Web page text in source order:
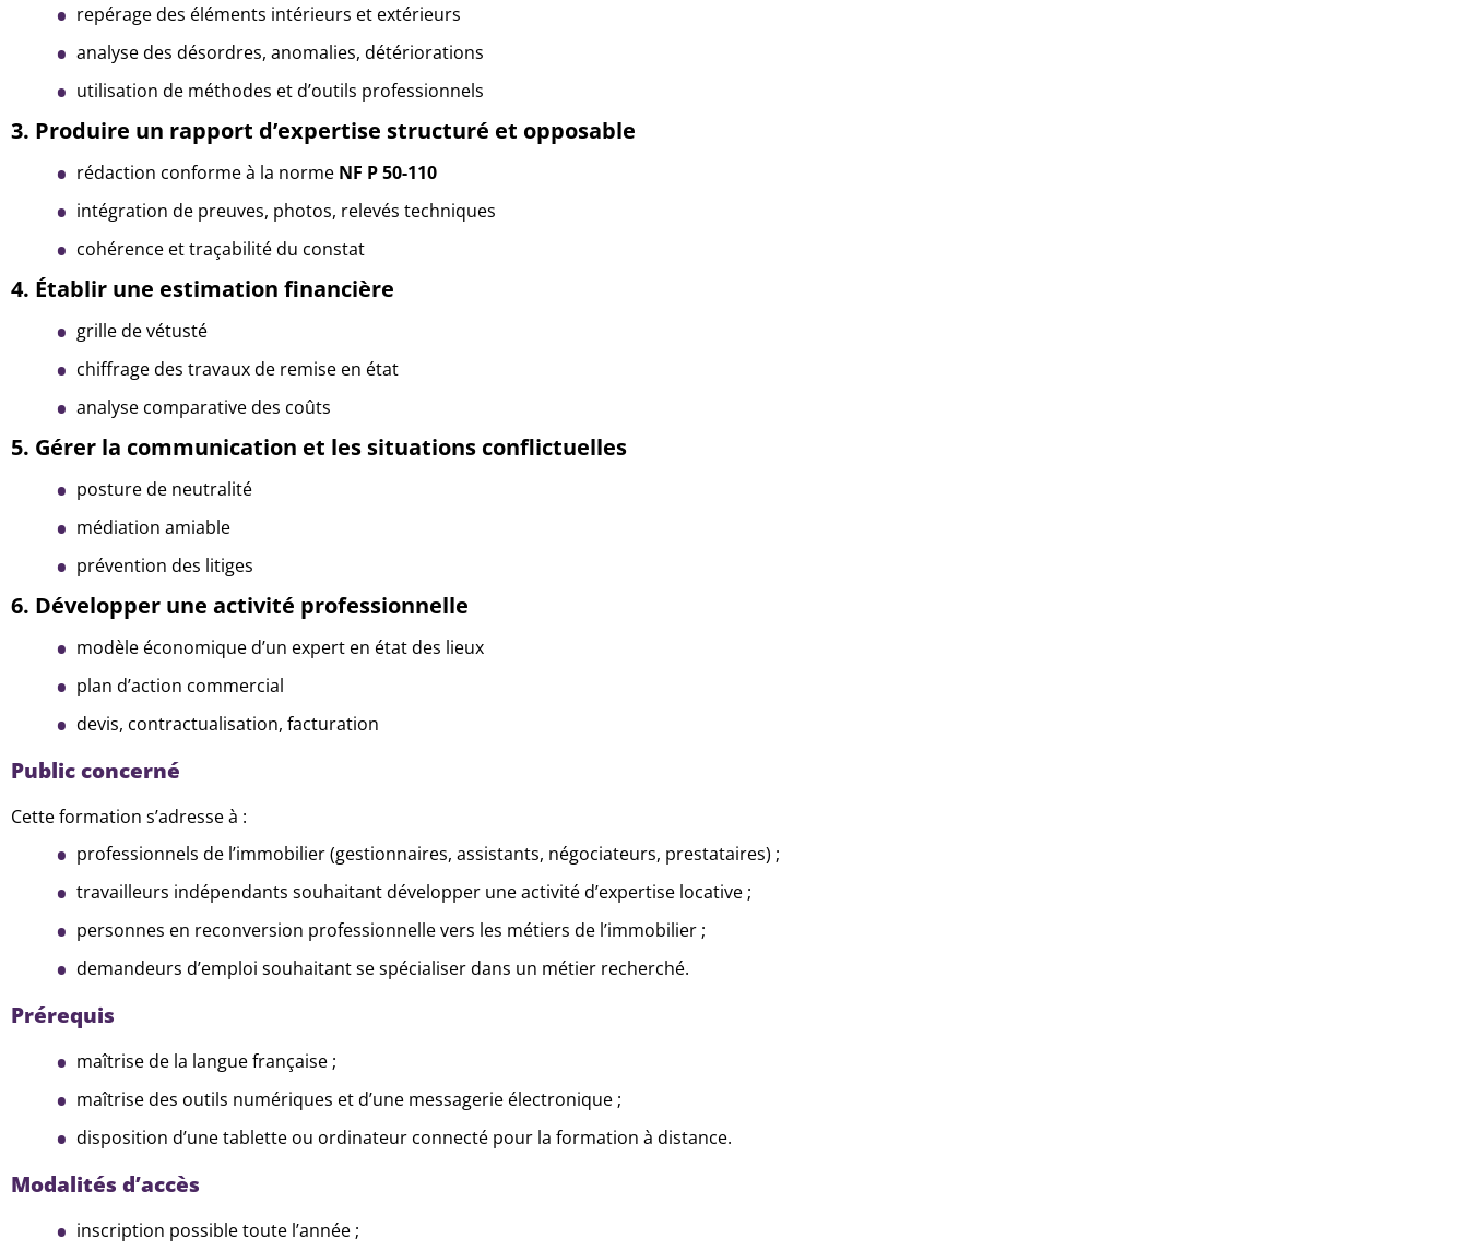
repérage des éléments intérieurs et extérieurs
analyse des désordres, anomalies, détériorations
utilisation de méthodes et d’outils professionnels
3. Produire un rapport d’expertise structuré et opposable
rédaction conforme à la norme NF P 50-110
intégration de preuves, photos, relevés techniques
cohérence et traçabilité du constat
4. Établir une estimation financière
grille de vétusté
chiffrage des travaux de remise en état
analyse comparative des coûts
5. Gérer la communication et les situations conflictuelles
posture de neutralité
médiation amiable
prévention des litiges
6. Développer une activité professionnelle
modèle économique d’un expert en état des lieux
plan d’action commercial
devis, contractualisation, facturation
Public concerné
Cette formation s’adresse à :
professionnels de l’immobilier (gestionnaires, assistants, négociateurs, prestataires) ;
travailleurs indépendants souhaitant développer une activité d’expertise locative ;
personnes en reconversion professionnelle vers les métiers de l’immobilier ;
demandeurs d’emploi souhaitant se spécialiser dans un métier recherché.
Prérequis
maîtrise de la langue française ;
maîtrise des outils numériques et d’une messagerie électronique ;
disposition d’une tablette ou ordinateur connecté pour la formation à distance.
Modalités d’accès
inscription possible toute l’année ;